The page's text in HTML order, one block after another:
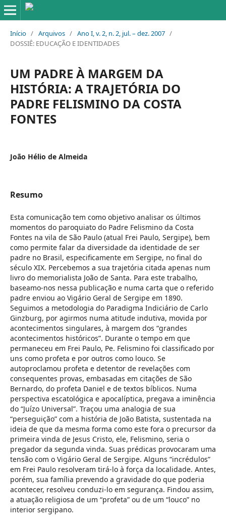
Início / Arquivos / Ano I, v. 2, n. 2, jul. – dez. 2007 /
DOSSIÊ: EDUCAÇÃO E IDENTIDADES
UM PADRE À MARGEM DA
HISTÓRIA: A TRAJETÓRIA DO
PADRE FELISMINO DA COSTA
FONTES
João Hélio de Almeida
Resumo
Esta comunicação tem como objetivo analisar os últimos
momentos do paroquiato do Padre Felismino da Costa
Fontes na vila de São Paulo (atual Frei Paulo, Sergipe), bem
como permite falar da diversidade da identidade de ser
padre no Brasil, especificamente em Sergipe, no final do
século XIX. Percebemos a sua trajetória citada apenas num
livro do memorialista João de Santa. Para este trabalho,
baseamo-nos nessa publicação e numa carta que o referido
padre enviou ao Vigário Geral de Sergipe em 1890.
Seguimos a metodologia do Paradigma Indiciário de Carlo
Ginzburg, por agirmos numa atitude indutiva, movida por
acontecimentos singulares, à margem dos “grandes
acontecimentos históricos”. Durante o tempo em que
permaneceu em Frei Paulo, Pe. Felismino foi classificado por
uns como profeta e por outros como louco. Se
autoproclamou profeta e detentor de revelações com
consequentes provas, embasadas em citações de São
Bernardo, do profeta Daniel e de textos bíblicos. Numa
perspectiva escatológica e apocalíptica, pregava a iminência
do “Juízo Universal”. Traçou uma analogia de sua
“perseguição” com a história de João Batista, sustentada na
ideia de que da mesma forma como este fora o precursor da
primeira vinda de Jesus Cristo, ele, Felismino, seria o
pregador da segunda vinda. Suas prédicas provocaram uma
tensão com o Vigário Geral de Sergipe. Alguns “incrédulos”
em Frei Paulo resolveram tirá-lo à força da localidade. Antes,
porém, sua família prevendo a gravidade do que poderia
acontecer, resolveu conduzi-lo em segurança. Findou assim,
a atuação religiosa de um “profeta” ou de um “louco” no
interior sergipano.